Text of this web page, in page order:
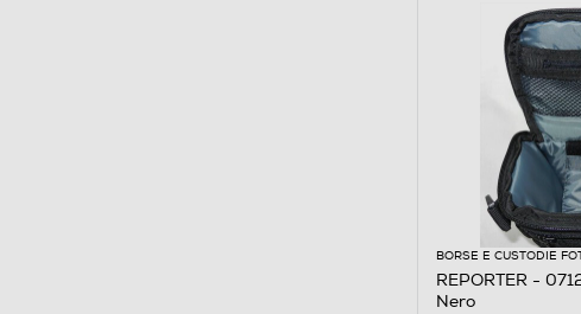
BORSE E CUSTODIE
REPORTER -
Nero